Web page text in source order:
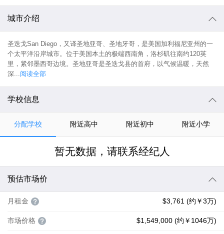
城市介绍
圣迭戈San Diego，又译圣地亚哥、圣地牙哥，是美国加利福尼亚州的一
个太平洋沿岸城市。位于美国本土的极端西南角，洛杉矶往南约120英
里，紧邻墨西哥边境。圣地亚哥是圣迭戈县的首府，以气候温暖，天然
深...阅读全部
学校信息
分配学校 附近高中 附近初中 附近小学
暂无数据，请联系经纪人
预估市场价
月租金 $3,761 (约￥3万)
市场价格 $1,549,000 (约￥1046万)